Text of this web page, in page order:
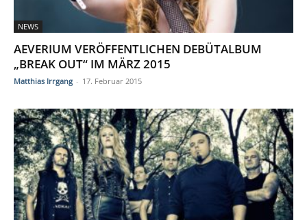
NEWS
AEVERIUM VERÖFFENTLICHEN DEBÜTALBUM
„BREAK OUT“ IM MÄRZ 2015
Matthias Irrgang - 17. Februar 2015